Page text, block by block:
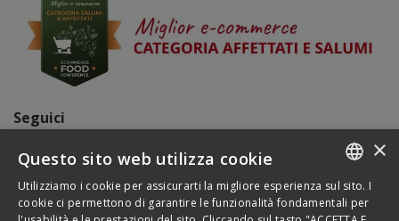
Seguici
Pagamenti
ITALIAN
×
Questo sito web utilizza cookie
Utilizziamo i cookie per assicurarti la migliore esperienza sul sito. I
cookie ci permettono di garantire le funzionalità fondamentali per